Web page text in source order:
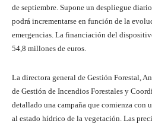
de septiembre. Supone un despliegue
podrá incrementarse en función de la
emergencias. La financiación del
54,8 millones de euros.
La directora general de Gestión Forestal,
de Gestión de Incendios Forestales y
detallado una campaña que comienza con
al estado hídrico de la vegetación. Las